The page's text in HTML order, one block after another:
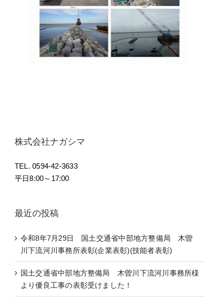
株式会社ナガシマ
TEL. 0594-42-3633
平日8:00～17:00
最近の投稿
令和8年7月29日 国土交通省中部地方整備局 木曽
川下流河川事務所表彰(企業表彰)(技能者表彰)
国土交通省中部地方整備局 木曽川下流河川事務所様
より優良工事の表彰受けました！